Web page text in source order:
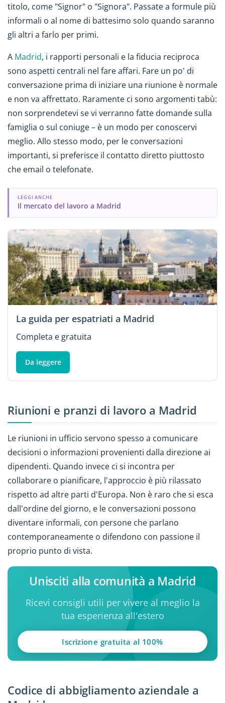
titolo, come "Signor" o "Signora". Passate a formule più
informali o al nome di battesimo solo quando saranno
gli altri a farlo per primi.
A Madrid, i rapporti personali e la fiducia reciproca
sono aspetti centrali nel fare affari. Fare un po' di
conversazione prima di iniziare una riunione è normale
e non va affrettato. Raramente ci sono argomenti tabù:
non sorprendetevi se vi verranno fatte domande sulla
famiglia o sul coniuge – è un modo per conoscervi
meglio. Allo stesso modo, per le conversazioni
importanti, si preferisce il contatto diretto piuttosto
che email o telefonate.
LEGGI ANCHE
Il mercato del lavoro a Madrid
La guida per espatriati a Madrid
Completa e gratuita
Da leggere
Riunioni e pranzi di lavoro a Madrid
Le riunioni in ufficio servono spesso a comunicare
decisioni o informazioni provenienti dalla direzione ai
dipendenti. Quando invece ci si incontra per
collaborare o pianificare, l'approccio è più rilassato
rispetto ad altre parti d'Europa. Non è raro che si esca
dall'ordine del giorno, e le conversazioni possono
diventare informali, con persone che parlano
contemporaneamente o difendono con passione il
proprio punto di vista.
Unisciti alla comunità a Madrid
Ricevi consigli utili per vivere al meglio la
tua esperienza all'estero
Iscrizione gratuita al 100%
Codice di abbigliamento aziendale a